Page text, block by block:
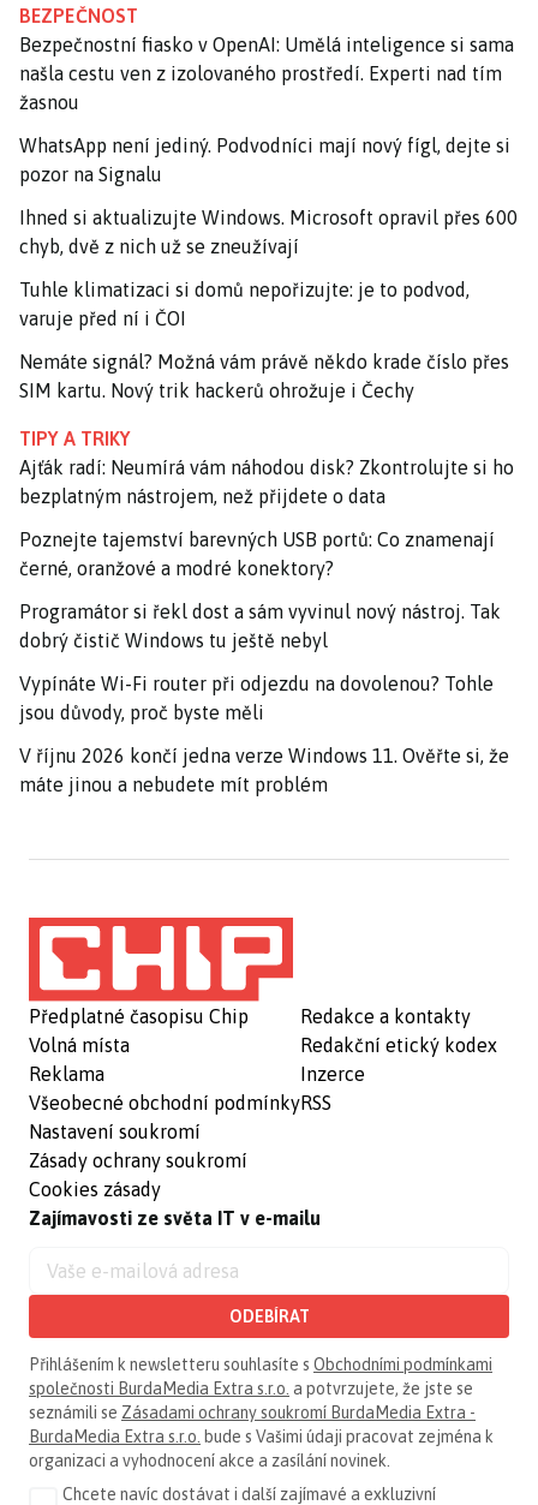
BEZPEČNOST
Bezpečnostní fiasko v OpenAI: Umělá inteligence si sama
našla cestu ven z izolovaného prostředí. Experti nad tím
žasnou
WhatsApp není jediný. Podvodníci mají nový fígl, dejte si
pozor na Signalu
Ihned si aktualizujte Windows. Microsoft opravil přes 600
chyb, dvě z nich už se zneužívají
Tuhle klimatizaci si domů nepořizujte: je to podvod,
varuje před ní i ČOI
Nemáte signál? Možná vám právě někdo krade číslo přes
SIM kartu. Nový trik hackerů ohrožuje i Čechy
TIPY A TRIKY
Ajťák radí: Neumírá vám náhodou disk? Zkontrolujte si ho
bezplatným nástrojem, než přijdete o data
Poznejte tajemství barevných USB portů: Co znamenají
černé, oranžové a modré konektory?
Programátor si řekl dost a sám vyvinul nový nástroj. Tak
dobrý čistič Windows tu ještě nebyl
Vypínáte Wi-Fi router při odjezdu na dovolenou? Tohle
jsou důvody, proč byste měli
V říjnu 2026 končí jedna verze Windows 11. Ověřte si, že
máte jinou a nebudete mít problém
Předplatné časopisu Chip
Volná místa
Reklama
Všeobecné obchodní podmínky
Nastavení soukromí
Zásady ochrany soukromí
Cookies zásady
Redakce a kontakty
Redakční etický kodex
Inzerce
RSS
Zajímavosti ze světa IT v e-mailu
ODEBÍRAT
Přihlášením k newsletteru souhlasíte s Obchodními podmínkami
společnosti BurdaMedia Extra s.r.o. a potvrzujete, že jste se
seznámili se Zásadami ochrany soukromí BurdaMedia Extra -
BurdaMedia Extra s.r.o. bude s Vašimi údaji pracovat zejména k
organizaci a vyhodnocení akce a zasílání novinek.
Chcete navíc dostávat i další zajímavé a exkluzivní